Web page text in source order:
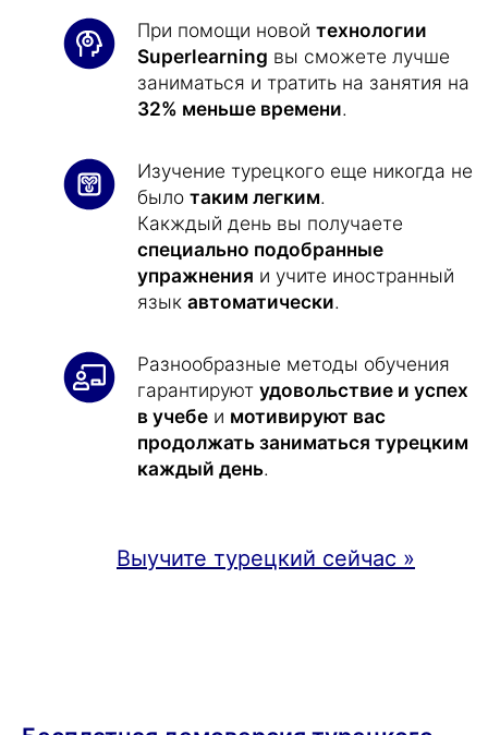
При помощи новой технологии
Superlearning вы сможете лучше
заниматься и тратить на занятия на
32% меньше времени.
Изучение турецкого еще никогда не
было таким легким.
Какждый день вы получаете
специально подобранные
упражнения и учите иностранный
язык автоматически.
Разнообразные методы обучения
гарантируют удовольствие и успех
в учебе и мотивируют вас
продолжать заниматься турецким
каждый день.
Выучите турецкий сейчас »